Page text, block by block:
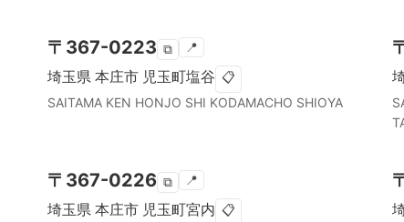
〒 367-0223 ⧉ 📍
埼玉県 本庄市 児玉町塩谷 📋
SAITAMA KEN HONJO SHI KODAMACHO SHIOYA
〒 367-0226 ⧉ 📍
埼玉県 本庄市 児玉町宮内 📋